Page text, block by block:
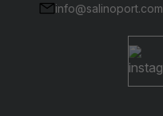
info@salinoport.com